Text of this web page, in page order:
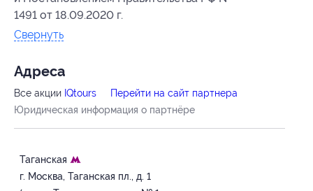
1491 от 18.09.2020 г.
Свернуть
Адресa
Все акции IQtours
Перейти на сайт партнера
Юридическая информация о партнёре
Таганская
г. Москва, Таганская пл., д. 1